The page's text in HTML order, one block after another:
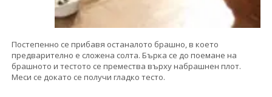
Постепенно се прибавя останалото брашно, в което
предварително е сложена солта. Бърка се до поемане на
брашното и тестото се премества върху набрашнен плот.
Меси се докато се получи гладко тесто.